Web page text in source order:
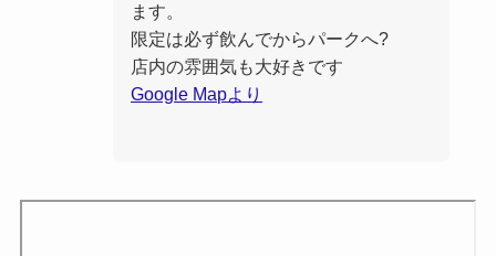
ます。
限定は必ず飲んでからパークへ?
店内の雰囲気も大好きです
Google Mapより